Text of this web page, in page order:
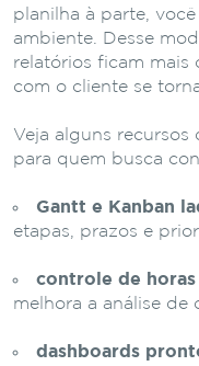
planilha à parte,
ambiente. Desse
relatórios ficam mais
com o cliente se
Veja alguns recursos
para quem busca
Gantt e Kanban
etapas, prazos e
controle de
melhora a análise de
dashboards